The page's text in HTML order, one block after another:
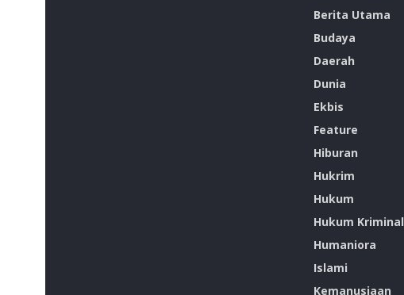
Berita Utama
Budaya
Daerah
Dunia
Ekbis
Feature
Hiburan
Hukrim
Hukum
Hukum Kriminal
Humaniora
Islami
Kemanusiaan